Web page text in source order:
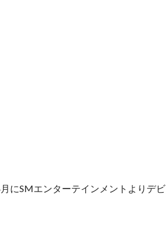
にSMエンターテインメントよりデビ